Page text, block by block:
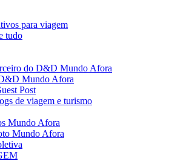
para viagem
tudo
do D&D Mundo Afora
Mundo Afora
Post
de viagem e turismo
Mundo Afora
Mundo Afora